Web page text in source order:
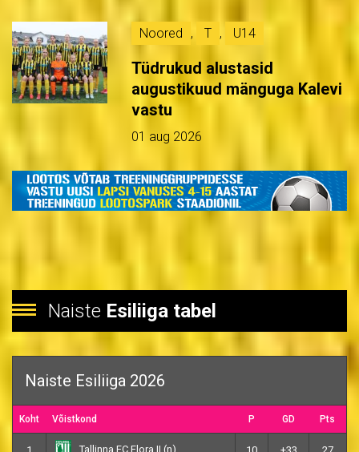
Noored , T , U14
Tüdrukud alustasid
augustikuud mänguga Kalevi
vastu
01 aug 2026
Naiste Esiliiga tabel
Naiste Esiliiga 2026
Koht Võistkond P GD Pts